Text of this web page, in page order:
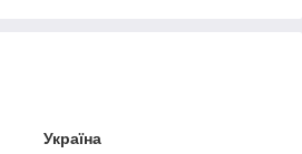
Україна